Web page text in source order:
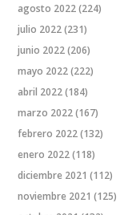
agosto 2022(224)
julio 2022(231)
junio 2022(206)
mayo 2022(222)
abril 2022(184)
marzo 2022(167)
febrero 2022(132)
enero 2022(118)
diciembre 2021 (112)
noviembre 2021 (125)